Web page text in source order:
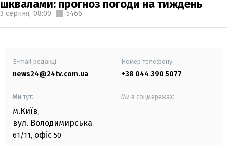
шквалами: прогноз погоди на тиждень
3 серпня, 08:00 5466
E-mail редакції
news24@24tv.com.ua
Номер телефону:
+38 044 390 5077
Ми тут:
м.Київ,
вул. Володимирська
61/11, офіс 50
Ми в соцмережах: